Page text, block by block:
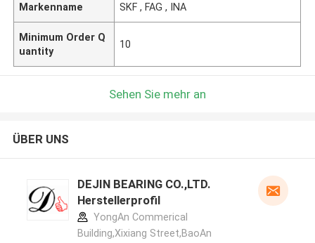
Markenname SKF , FAG , INA
Minimum Order Q
uantity
10
Sehen Sie mehr an
ÜBER UNS
DEJIN BEARING CO.,LTD.
Herstellerprofil
YongAn Commerical
Building,Xixiang Street,BaoAn